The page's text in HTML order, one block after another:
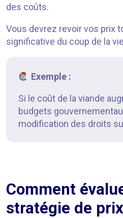
des coûts.
Vous devrez revoir vos prix
significative du coup de la
Exemple :
Si le coût de la viande
budgets
modification des droits
Comment
stratégie de